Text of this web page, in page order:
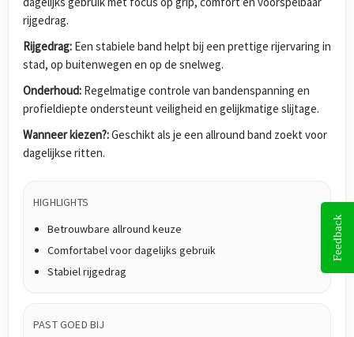
rijgedrag.
Rijgedrag: Een stabiele band helpt bij een prettige rijervaring in
stad, op buitenwegen en op de snelweg.
Onderhoud: Regelmatige controle van bandenspanning en
profieldiepte ondersteunt veiligheid en gelijkmatige slijtage.
Wanneer kiezen?:Geschikt als je een allround band zoekt voor
dagelijkse ritten.
HIGHLIGHTS
Betrouwbare allround keuze
Comfortabel voor dagelijks gebruik
Stabiel rijgedrag
PAST GOED BIJ
Feedback